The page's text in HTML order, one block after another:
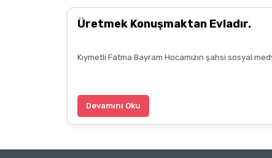
Üretmek Konuşmaktan Evladır.
Kıymetli Fatma Bayram Hocamızın şahsi sosyal
Devamını Oku